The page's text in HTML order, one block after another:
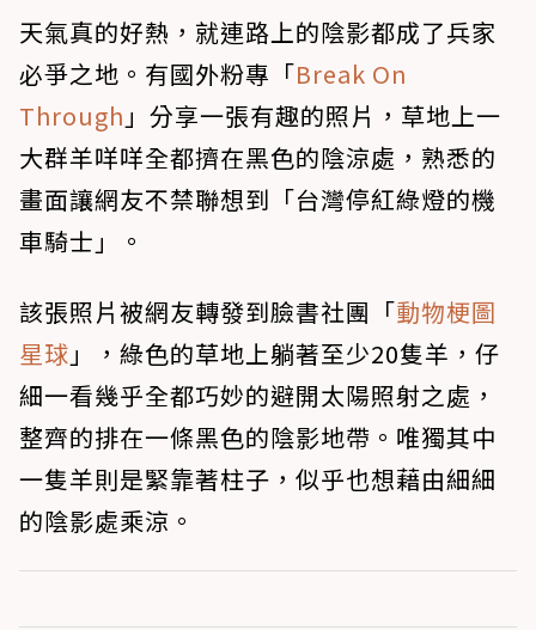
天氣真的好熱，就連路上的陰影都成了兵家
必爭之地。有國外粉專「Break On
Through 」分享一張有趣的照片，草地上一
大群羊咩咩全都擠在黑色的陰涼處，熟悉的
畫面讓網友不禁聯想到「台灣停紅綠燈的機
車騎士」。
該張照片被網友轉發到臉書社團「動物梗圖
星球 」，綠色的草地上躺著至少20隻羊，仔
細一看幾乎全都巧妙的避開太陽照射之處，
整齊的排在一條黑色的陰影地帶。唯獨其中
一隻羊則是緊靠著柱子，似乎也想藉由細細
的陰影處乘涼。